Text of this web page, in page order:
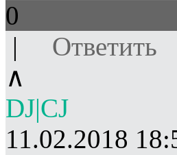
0
|
Ответить
∧
DJ|CJ
11.02.2018